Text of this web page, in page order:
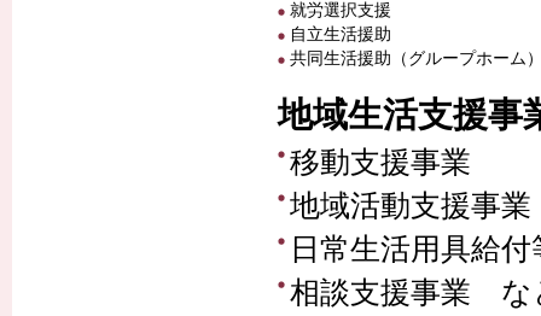
就労選択支援
自立生活援助
共同生活援助（グループホーム
地域生活支援事
移動支援事業
地域活動支援事業
日常生活用具給付
相談支援事業 な